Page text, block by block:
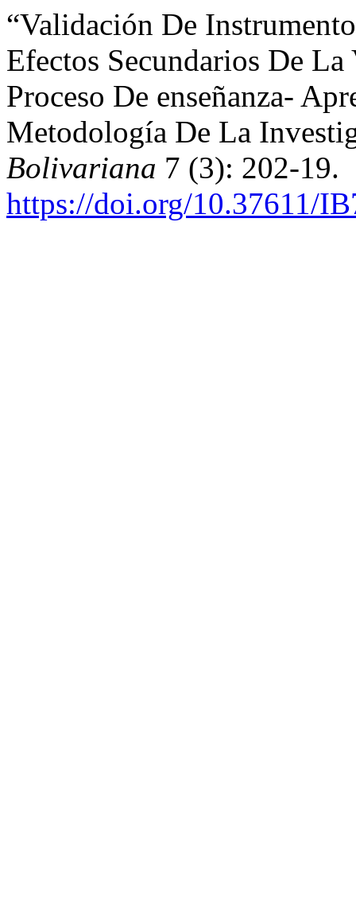
“Validación De
Efectos Secundarios De
Proceso De enseñanza-
Metodología De La
Bolivariana 7 (3): 202-19.
https://doi.org/10.37611/